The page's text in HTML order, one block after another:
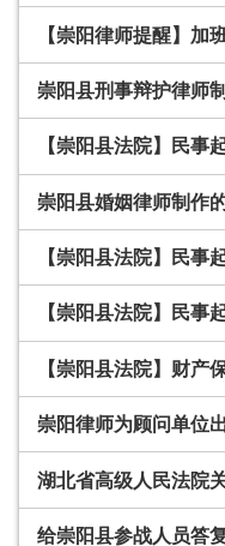
【崇阳律师提醒】加
崇阳县刑事辩护律师
【崇阳县法院】民事
崇阳县婚姻律师制作
【崇阳县法院】民事
【崇阳县法院】民事
【崇阳县法院】财产
崇阳律师为顾问单位
给崇阳县参战人员答